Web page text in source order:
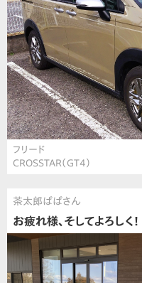
フリード
CROSSTAR（GT4）
茶太郎ぱぱさん
お疲れ様、そしてよろしく！